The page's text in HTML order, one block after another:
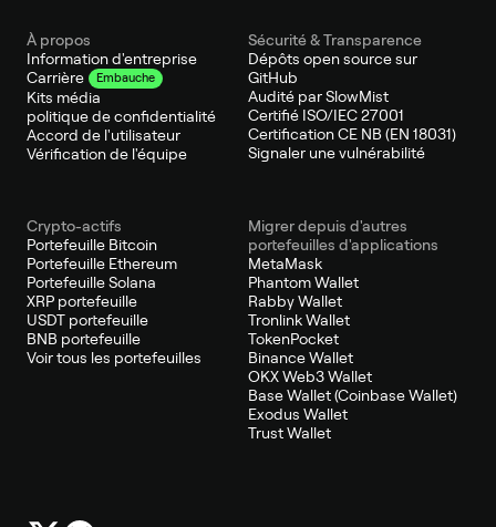
À propos
Information d'entreprise
Carrière
Embauche
Kits média
politique de confidentialité
Accord de l'utilisateur
Vérification de l'équipe
Sécurité & Transparence
Dépôts open source sur
GitHub
Audité par SlowMist
Certifié ISO/IEC 27001
Certification CE NB (EN 18031)
Signaler une vulnérabilité
Crypto-actifs
Portefeuille Bitcoin
Portefeuille Ethereum
Portefeuille Solana
XRP portefeuille
USDT portefeuille
BNB portefeuille
Voir tous les portefeuilles
Migrer depuis d'autres
portefeuilles d'applications
MetaMask
Phantom Wallet
Rabby Wallet
Tronlink Wallet
TokenPocket
Binance Wallet
OKX Web3 Wallet
Base Wallet (Coinbase Wallet)
Exodus Wallet
Trust Wallet